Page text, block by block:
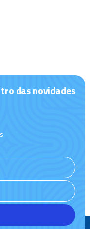
das novidades